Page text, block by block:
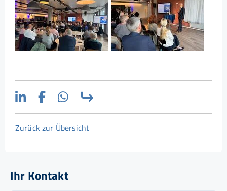
Zurück zur Übersicht
Ihr Kontakt